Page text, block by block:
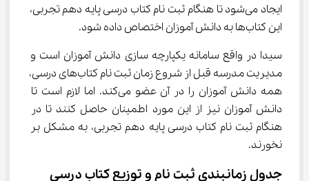
ایجاد می‌شود تا هنگام ثبت نام کتاب درسی پایه دهم تجربی،
این کتاب‌ها به دانش آموزان اختصاص داده شود.
سیدا در واقع سامانه یکپارچه سازی دانش آموزان است و
مدیریت مدرسه قبل از شروع زمان ثبت نام کتاب‌های درسی،
همه دانش آموزان را در آن عضو می‌کند. اما لازم است تا
دانش آموزان نیز از این مورد اطمینان حاصل کنند تا در
هنگام ثبت نام کتاب درسی پایه دهم تجربی، به مشکل بر
نخورند.
جدول زمانبندی ثبت نام و توزیع کتاب درسی